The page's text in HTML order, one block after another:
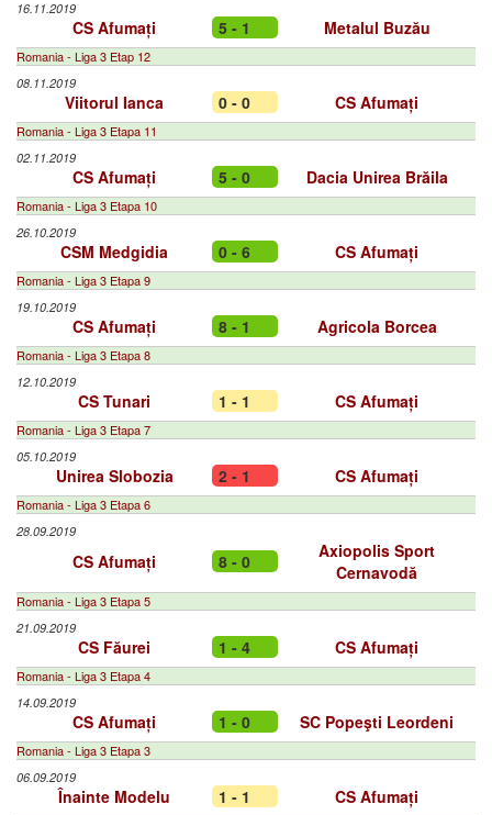
16.11.2019
CS Afumați 5 - 1 Metalul Buzău
Romania - Liga 3 Etap 12
08.11.2019
Viitorul Ianca 0 - 0 CS Afumați
Romania - Liga 3 Etapa 11
02.11.2019
CS Afumați 5 - 0 Dacia Unirea Brăila
Romania - Liga 3 Etapa 10
26.10.2019
CSM Medgidia 0 - 6 CS Afumați
Romania - Liga 3 Etapa 9
19.10.2019
CS Afumați 8 - 1 Agricola Borcea
Romania - Liga 3 Etapa 8
12.10.2019
CS Tunari 1 - 1 CS Afumați
Romania - Liga 3 Etapa 7
05.10.2019
Unirea Slobozia 2 - 1 CS Afumați
Romania - Liga 3 Etapa 6
28.09.2019
CS Afumați 8 - 0
Axiopolis Sport
Cernavodă
Romania - Liga 3 Etapa 5
21.09.2019
CS Făurei 1 - 4 CS Afumați
Romania - Liga 3 Etapa 4
14.09.2019
CS Afumați 1 - 0 SC Popeşti Leordeni
Romania - Liga 3 Etapa 3
06.09.2019
Înainte Modelu 1 - 1 CS Afumați